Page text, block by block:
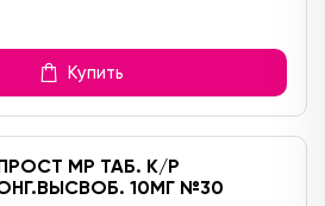
Купить
МР ТАБ. К/Р
10МГ №30